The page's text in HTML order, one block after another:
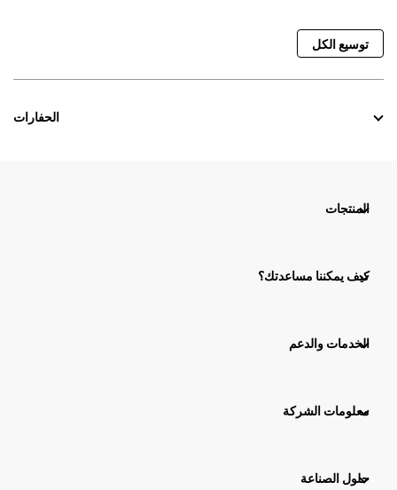
توسيع الكل
الحفارات
المنتجات
كيف يمكننا مساعدتك؟
الخدمات والدعم
معلومات الشركة
حلول الصناعة